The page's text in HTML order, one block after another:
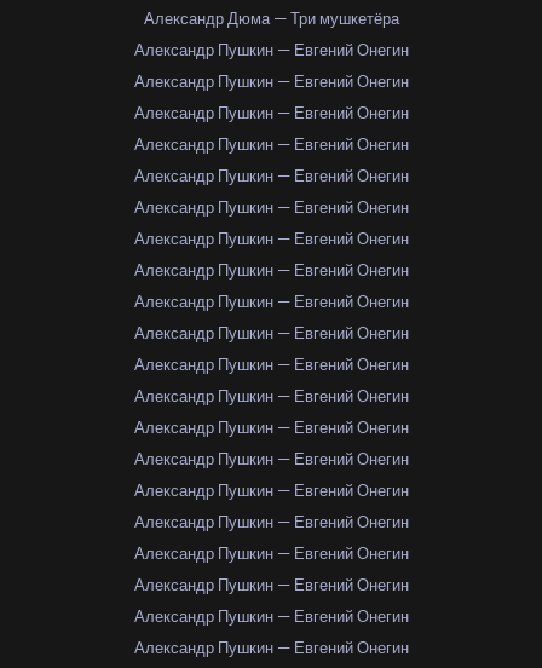
Александр Дюма — Три мушкетёра
Александр Пушкин — Евгений Онегин
Александр Пушкин — Евгений Онегин
Александр Пушкин — Евгений Онегин
Александр Пушкин — Евгений Онегин
Александр Пушкин — Евгений Онегин
Александр Пушкин — Евгений Онегин
Александр Пушкин — Евгений Онегин
Александр Пушкин — Евгений Онегин
Александр Пушкин — Евгений Онегин
Александр Пушкин — Евгений Онегин
Александр Пушкин — Евгений Онегин
Александр Пушкин — Евгений Онегин
Александр Пушкин — Евгений Онегин
Александр Пушкин — Евгений Онегин
Александр Пушкин — Евгений Онегин
Александр Пушкин — Евгений Онегин
Александр Пушкин — Евгений Онегин
Александр Пушкин — Евгений Онегин
Александр Пушкин — Евгений Онегин
Александр Пушкин — Евгений Онегин